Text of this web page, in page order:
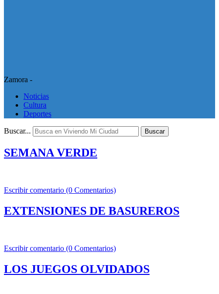
Zamora -
Noticias
Cultura
Deportes
Buscar... Buscar
SEMANA VERDE
Escribir comentario (0 Comentarios)
EXTENSIONES DE BASUREROS
Escribir comentario (0 Comentarios)
LOS JUEGOS OLVIDADOS